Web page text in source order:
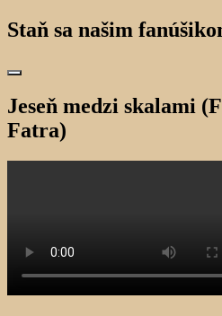
Staň sa našim
Jeseň medzi skalami
Fatra)